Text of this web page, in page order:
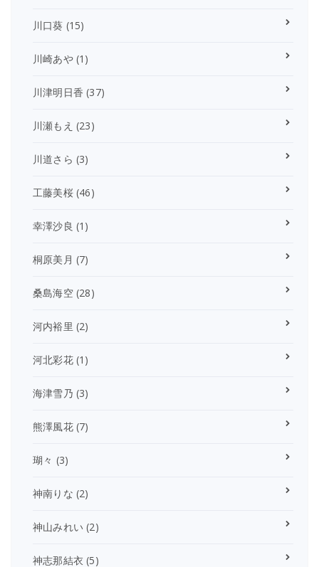
川口葵 (15)
川崎あや(1)
川津明日香 (37)
川瀬もえ (23)
川道さら (3)
工藤美桜(46)
幸澤沙良 (1)
桐原美月 (7)
桑島海空(28)
河内裕里 (2)
河北彩花(1)
海津雪乃 (3)
熊澤風花(7)
瑚々 (3)
神南りな (2)
神山みれい (2)
神志那結衣 (5)